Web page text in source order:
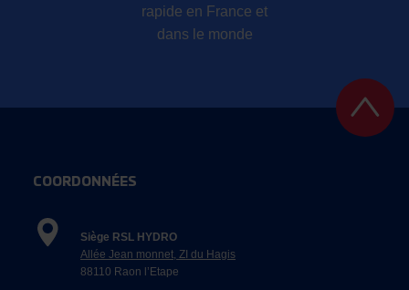
rapide en France et
dans le monde
COORDONNÉES
Siège RSL HYDRO
Allée Jean monnet, ZI du Hagis
88110 Raon l’Etape